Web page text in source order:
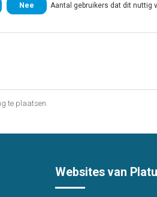
Nee Aantal gebruikers dat dit nuttig
te plaatsen.
Websites van